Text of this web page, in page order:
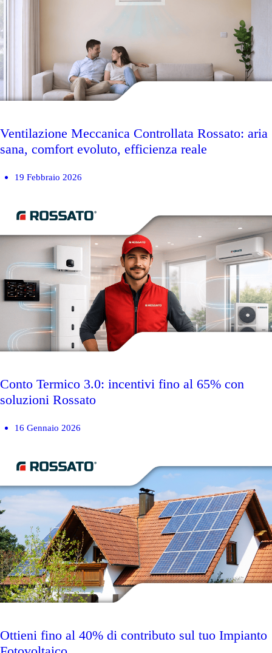
Ventilazione Meccanica Controllata Rossato: aria
sana, comfort evoluto, efficienza reale
19 Febbraio 2026
Conto Termico 3.0: incentivi fino al 65% con
soluzioni Rossato
16 Gennaio 2026
Ottieni fino al 40% di contributo sul tuo Impianto